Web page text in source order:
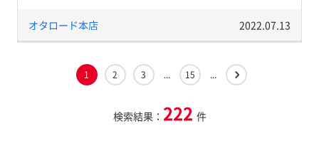
オタロード本店 2022.07.13
1 2 3 ... 15 ...
検索結果： 222 件